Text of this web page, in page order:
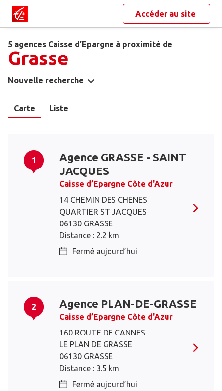
Accéder au site
5 agences Caisse d’Epargne à proximité de
Grasse
Nouvelle recherche
Carte Liste
1
Agence GRASSE - SAINT
JACQUES
Caisse d’Epargne Côte d'Azur
14 CHEMIN DES CHENES
QUARTIER ST JACQUES
06130 GRASSE
Distance : 2.2 km
Fermé aujourd’hui
2 Agence PLAN-DE-GRASSE
Caisse d’Epargne Côte d'Azur
160 ROUTE DE CANNES
LE PLAN DE GRASSE
06130 GRASSE
Distance : 3.5 km
Fermé aujourd’hui